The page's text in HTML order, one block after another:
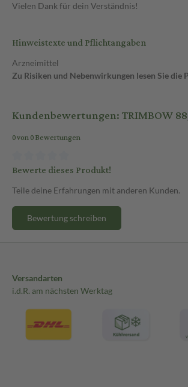
Vielen Dank für dein Verständnis!
Hinweistexte und Pflichtangaben
Arzneimittel
Zu Risiken und Nebenwirkungen lesen Sie
Kundenbewertungen: TRIMBOW
0 von 0 Bewertungen
Bewerte dieses Produkt!
Teile deine Erfahrungen mit anderen Kunden.
Bewertung schreiben
Versandarten
i.d.R. am nächsten Werktag